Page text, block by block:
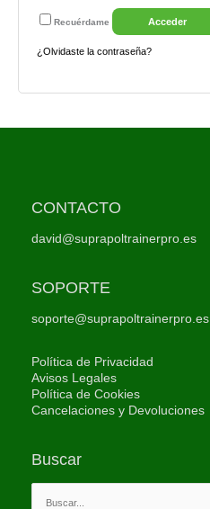
Recuérdame Acceder
¿Olvidaste la contraseña?
CONTACTO
david@suprapoltrainerpro.es
SOPORTE
soporte@suprapoltrainerpro.es
Política de Privacidad
Avisos Legales
Política de Cookies
Cancelaciones y Devoluciones
Buscar
Buscar